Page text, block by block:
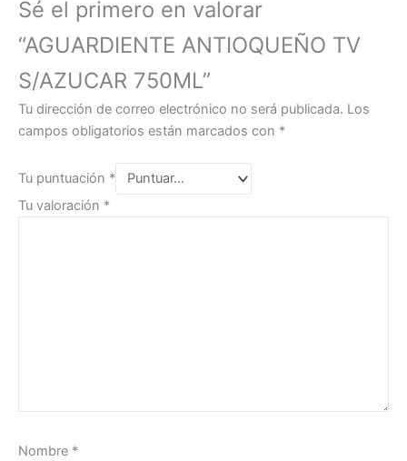
Sé el primero en valorar
“AGUARDIENTE ANTIOQUEÑO TV
S/AZUCAR 750ML”
Tu dirección de correo electrónico no será publicada. Los
campos obligatorios están marcados con *
Tu puntuación *
Tu valoración *
Nombre *